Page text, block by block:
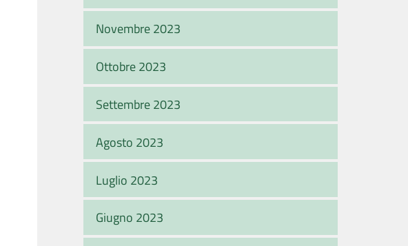
Novembre 2023
Ottobre 2023
Settembre 2023
Agosto 2023
Luglio 2023
Giugno 2023